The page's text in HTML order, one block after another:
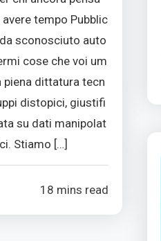
tempo Pubblic
sconosciuto auto
cose che voi um
piena dittatura tecn
distopici, giustifi
su dati manipolat
Stiamo […]
18 mins read